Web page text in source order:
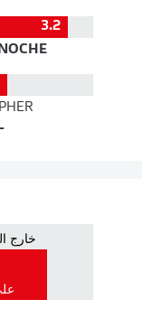
3.2
خارج